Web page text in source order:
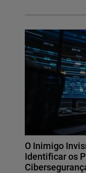
O Inimigo
Identificar os